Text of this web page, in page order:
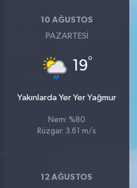
10 AĞUSTOS
PAZARTESI
19°
Yakınlarda Yer Yer Yağmur
Nem: %80
Rüzgar: 3.61 m/s
12 AĞUSTOS